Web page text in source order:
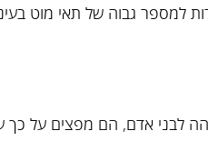
למספר גבוה של תאי מוט
זהה לבני אדם, הם מפצים על